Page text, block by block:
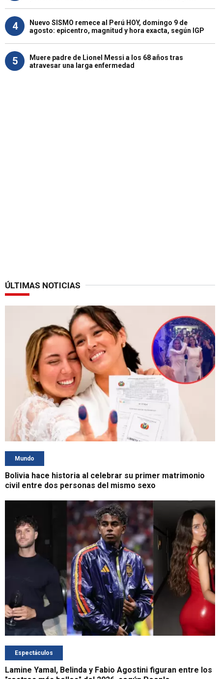
4
Nuevo SISMO remece al Perú HOY, domingo 9 de
agosto: epicentro, magnitud y hora exacta, según IGP
5
Muere padre de Lionel Messi a los 68 años tras
atravesar una larga enfermedad
ÚLTIMAS NOTICIAS
Mundo
Bolivia hace historia al celebrar su primer matrimonio
civil entre dos personas del mismo sexo
Espectáculos
Lamine Yamal, Belinda y Fabio Agostini figuran entre los